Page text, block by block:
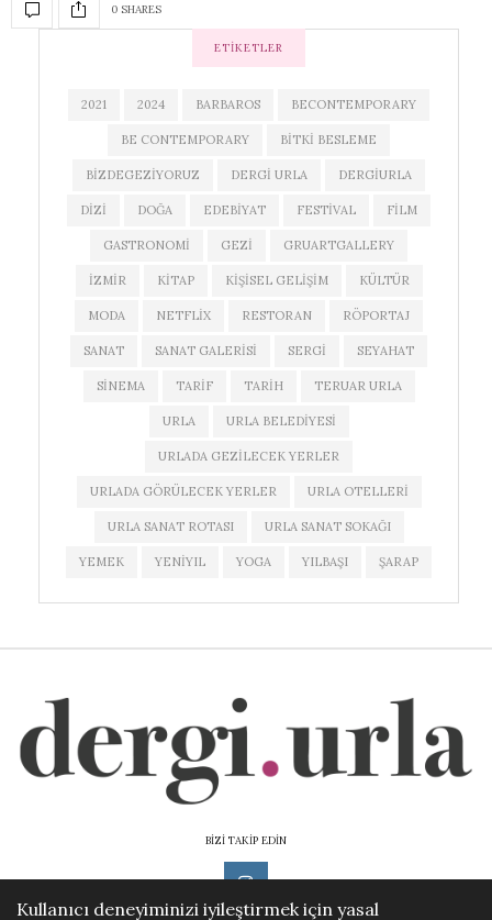
0 SHARES
ETIKETLER
2021 2024 BARBAROS BECONTEMPORARY
BE CONTEMPORARY BITKI BESLEME
BIZDEGEZIYORUZ DERGI URLA DERGIURLA
DIZI DOĞA EDEBIYAT FESTIVAL FILM
GASTRONOMI GEZI GRUARTGALLERY
IZMIR KITAP KIŞISEL GELIŞIM KÜLTÜR
MODA NETFLIX RESTORAN RÖPORTAJ
SANAT SANAT GALERISI SERGI SEYAHAT
SINEMA TARIF TARIH TERUAR URLA
URLA URLA BELEDIYESI
URLADA GEZILECEK YERLER
URLADA GÖRÜLECEK YERLER URLA OTELLERI
URLA SANAT ROTASI URLA SANAT SOKAĞI
YEMEK YENIYIL YOGA YILBAŞI ŞARAP
BİZİ TAKİP EDİN
Kullanıcı deneyiminizi iyileştirmek için yasal